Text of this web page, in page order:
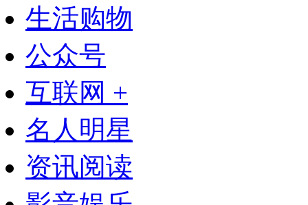
生活购物
公众号
互联网 +
名人明星
资讯阅读